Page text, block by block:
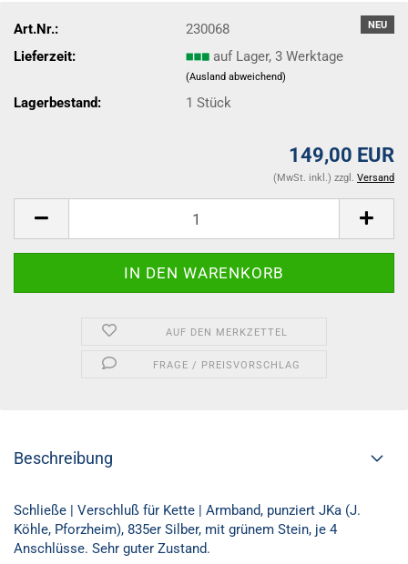
NEU
Art.Nr.:
230068
Lieferzeit:
auf Lager, 3 Werktage
(Ausland abweichend)
Lagerbestand: 1Stück
149,00 EUR
(MwSt. inkl.) zzgl. Versand
AUF DEN MERKZETTEL
FRAGE / PREISVORSCHLAG
Beschreibung
Schließe | Verschluß für Kette | Armband, punziert JKa (J.
Köhle, Pforzheim), 835er Silber, mit grünem Stein, je 4
Anschlüsse. Sehr guter Zustand.